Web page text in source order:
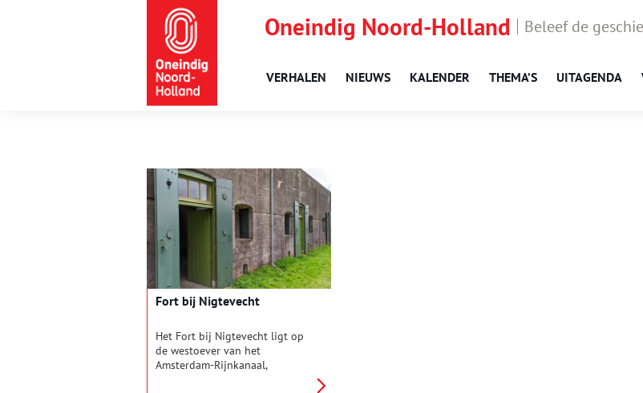
Oneindig Noord-Holland Beleef de
VERHALEN NIEUWS KALENDER THEMA’S UITAGENDA
Fort bij Nigtevecht
Het Fort bij Nigtevecht ligt op
de westoever van het
Amsterdam-Rijnkanaal,